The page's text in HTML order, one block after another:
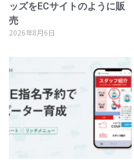
ッズをECサイトのように販
売
2026年8月6日